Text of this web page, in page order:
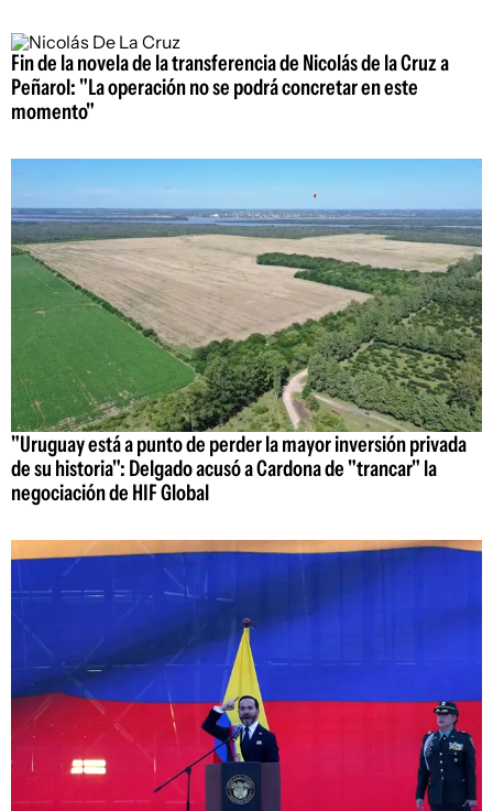
Fin de la novela de la transferencia de Nicolás de la Cruz a
Peñarol: "La operación no se podrá concretar en este
momento"
"Uruguay está a punto de perder la mayor inversión privada
de su historia": Delgado acusó a Cardona de "trancar" la
negociación de HIF Global